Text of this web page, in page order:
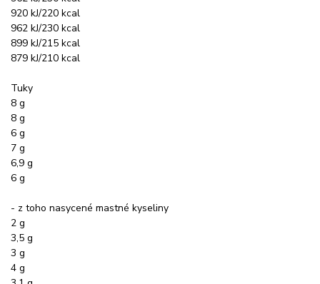
920 kJ/220 kcal
962 kJ/230 kcal
899 kJ/215 kcal
879 kJ/210 kcal
Tuky
8 g
8 g
6 g
7 g
6,9 g
6 g
- z toho nasycené mastné kyseliny
2 g
3,5 g
3 g
4 g